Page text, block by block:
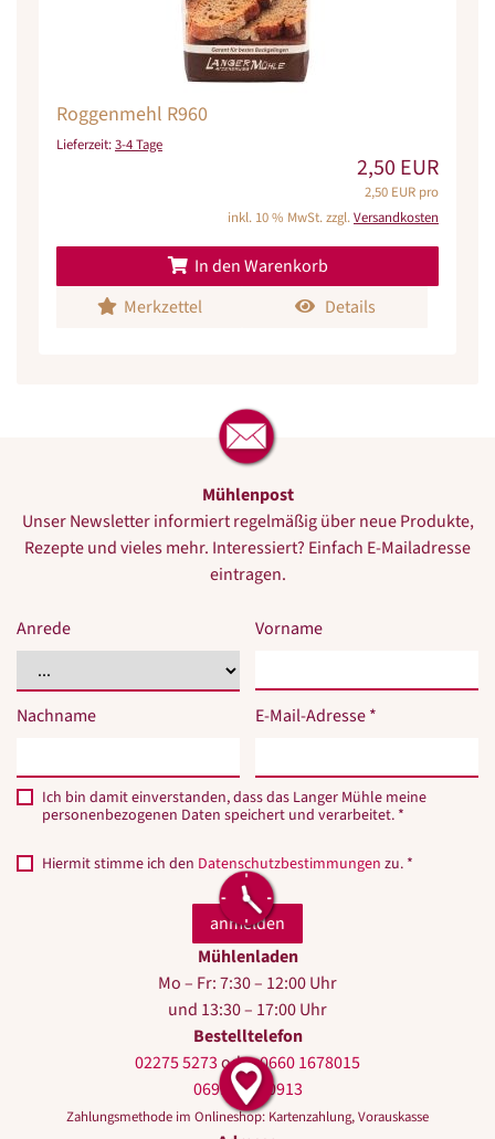
Roggenmehl R960
Lieferzeit:3-4 Tage
2,50 EUR
2,50 EUR pro
inkl. 10 % MwSt. zzgl.Versandkosten
In den Warenkorb
Merkzettel
Details
Mühlenpost
Unser Newsletter informiert regelmäßig über neue Produkte,
Rezepte und vieles mehr. Interessiert? Einfach E-Mailadresse
eintragen.
Anrede Vorname
Nachname E-Mail-Adresse *
Ich bin damit einverstanden, dass das Langer Mühle meine
personenbezogenen Daten speichert und verarbeitet. *
Hiermit stimme ich den Datenschutzbestimmungen zu. *
Mühlenladen
Mo – Fr: 7:30 – 12:00 Uhr
und 13:30 – 17:00 Uhr
Bestelltelefon
02275 5273oder0660 1678015
0699 10440913
Zahlungsmethode im Onlineshop: Kartenzahlung, Vorauskasse